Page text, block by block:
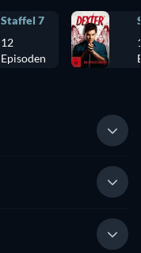
Staffel 7
12
Episoden